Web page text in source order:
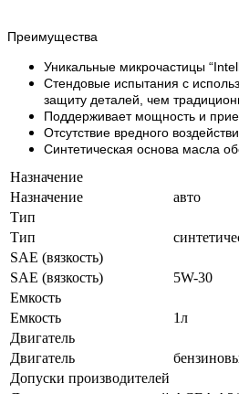
Преимущества
Уникальные микрочастицы
Стендовые испытания с
защиту деталей, чем
Поддерживает мощность и
Отсутствие вредного
Синтетическая основа масла
Назначение
Назначение
авто
Тип
Тип
SAE (вязкость)
SAE (вязкость)
5W-30
Емкость
Емкость
1л
Двигатель
Двигатель
Допуски производителей